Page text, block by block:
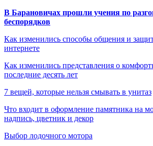
В Барановичах прошли учения по
беспорядков
Как изменились способы общения и
интернете
Как изменились представления о
последние десять лет
7 вещей, которые нельзя смывать в унитаз
Что входит в оформление памятника на
надпись, цветник и декор
Выбор лодочного мотора